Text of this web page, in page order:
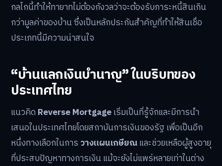
กลไกนี้ทำให้ทายาทไม่ต้องกังวลว่าจะต้องรับภาระหนี้สินเกิน
กว่ามูลค่าของบ้าน ซึ่งเป็นหลักประกันสำคัญที่ทำให้สินเชื่อ
ประเภทนี้มีความน่าสนใจ
“บ้านแลกเงินบำนาญ” ในบริบทของ
ประเทศไทย
แนวคิด Reverse Mortgageเริ่มเป็นที่รู้จักและมีการนำ
เสนอในประเทศไทยโดยสถาบันการเงินของรัฐ เพื่อเป็นอีก
หนึ่งทางเลือกในการวางแผนเกษียณและช่วยเหลือผู้สูงอายุ
ที่ประสบปัญหาทางการเงิน แม้จะยังไม่แพร่หลายเท่าในต่าง